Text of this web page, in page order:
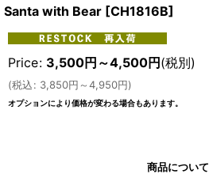
Santa with Bear [CH1816B]
Price: 3,500円 ～4,500円 (税別)
(税込: 3,850円 ～4,950円)
オプションにより価格が変わる場合もあります。
商品について